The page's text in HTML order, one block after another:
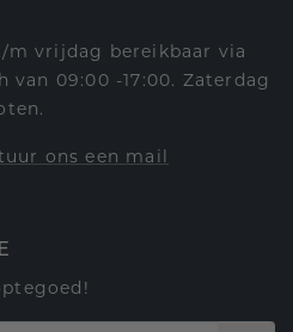
m vrijdag bereikbaar via
09:00 -17:00. Zaterdag
ons een mail